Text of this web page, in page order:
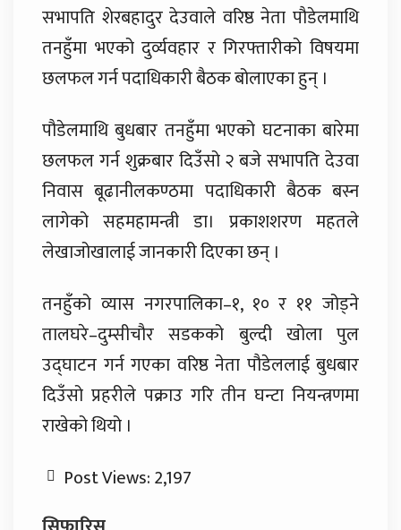
सभापति शेरबहादुर देउवाले वरिष्ठ नेता पौडेलमाथि
तनहुँमा भएको दुर्व्यवहार र गिरफ्तारीको विषयमा
छलफल गर्न पदाधिकारी बैठक बोलाएका हुन् ।
पौडेलमाथि बुधबार तनहुँमा भएको घटनाका बारेमा
छलफल गर्न शुक्रबार दिउँसो २ बजे सभापति देउवा
निवास बूढानीलकण्ठमा पदाधिकारी बैठक बस्न
लागेको सहमहामन्त्री डा। प्रकाशशरण महतले
लेखाजोखालाई जानकारी दिएका छन् ।
तनहुँको व्यास नगरपालिका–१, १० र ११ जोड्ने
तालघरे–दुम्सीचौर सडकको बुल्दी खोला पुल
उद्घाटन गर्न गएका वरिष्ठ नेता पौडेललाई बुधबार
दिउँसो प्रहरीले पक्राउ गरि तीन घन्टा नियन्त्रणमा
राखेको थियो ।
Post Views:2,197